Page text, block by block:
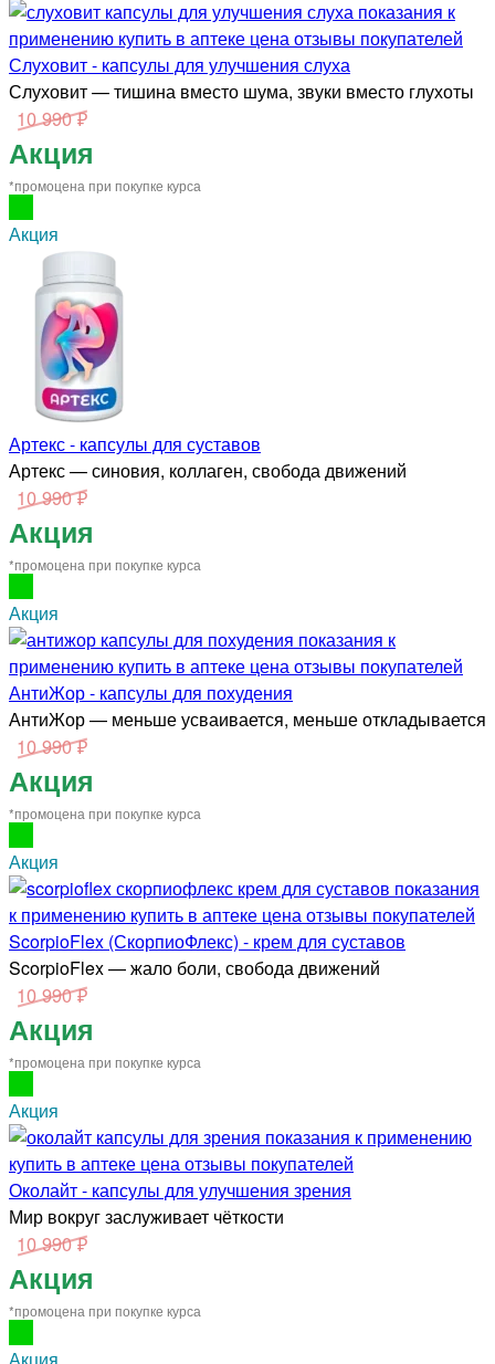
Слуховит - капсулы для улучшения слуха
Слуховит — тишина вместо шума, звуки вместо глухоты
10 990 ₽
Акция
*промоцена при покупке курса
Акция
Артекс - капсулы для суставов
Артекс — синовия, коллаген, свобода движений
10 990 ₽
Акция
*промоцена при покупке курса
Акция
АнтиЖор - капсулы для похудения
АнтиЖор — меньше усваивается, меньше откладывается
10 990 ₽
Акция
*промоцена при покупке курса
Акция
ScorpioFlex (СкорпиоФлекс) - крем для суставов
ScorpioFlex — жало боли, свобода движений
10 990 ₽
Акция
*промоцена при покупке курса
Акция
Околайт - капсулы для улучшения зрения
Мир вокруг заслуживает чёткости
10 990 ₽
Акция
*промоцена при покупке курса